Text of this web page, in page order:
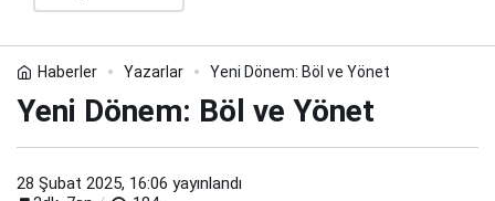
Haberler Yazarlar Yeni Dönem: Böl ve Yönet
Yeni Dönem: Böl ve Yönet
28 Şubat 2025, 16:06 yayınlandı